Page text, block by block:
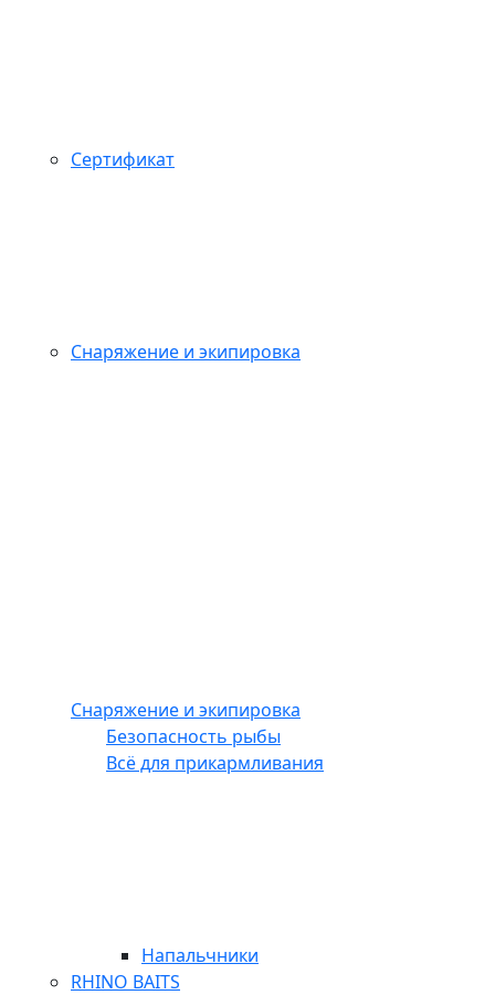
Сертификат
Снаряжение и экипировка
Снаряжение и экипировка
Безопасность рыбы
Всё для прикармливания
Напальчники
RHINO BAITS